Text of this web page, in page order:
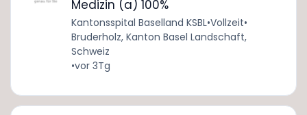
Medizin (a) 100%
Kantonsspital Baselland KSBL•Vollzeit•
Bruderholz, Kanton Basel Landschaft,
Schweiz
•vor 3Tg